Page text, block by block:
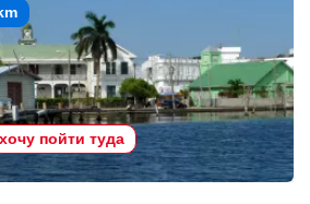
пойти туда